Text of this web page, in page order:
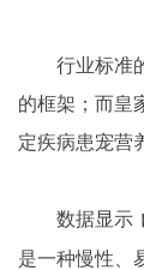
行业标准
的框架；而皇
定疾病患宠营
数据显示
是一种慢性、